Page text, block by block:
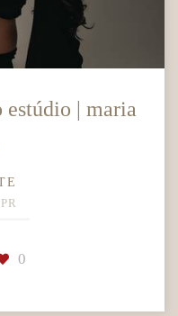
estúdio | maria
0